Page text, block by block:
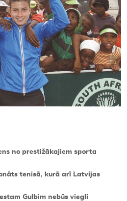
no prestižākajiem sporta
tenisā, kurā arī Latvijas
Gulbim nebūs viegli